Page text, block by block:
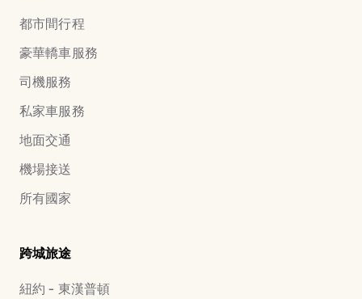
都市間行程
豪華轎車服務
司機服務
私家車服務
地面交通
機場接送
所有國家
跨城旅途
紐約 - 東漢普頓